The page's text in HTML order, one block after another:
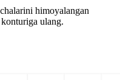
himoyalangan
ulang.